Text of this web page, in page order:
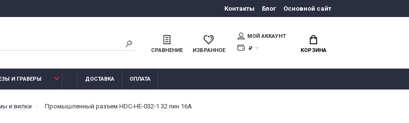
Контакты Блог Основной сайт
СРАВНЕНИЕ ИЗБРАННОЕ
МОЙ АККАУНТ
₽
КОРЗИНА
И ГРАВЕРЫ ДОСТАВКА ОПЛАТА
и вилки Промышленный разъем HDC-HE-032-1 32 пин 16A